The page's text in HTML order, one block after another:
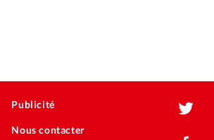
Publicité
Nous contacter